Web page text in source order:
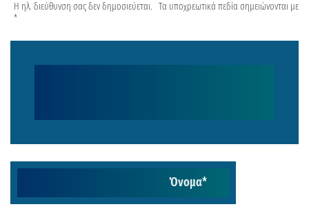
Η ηλ. διεύθυνση σας δεν δημοσιεύεται. Τα υποχρεωτικά πεδία σημειώνονται με
*
Όνομα*